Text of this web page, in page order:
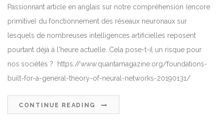
Passionnant article en anglais sur notre compréhension (encore
primitive) du fonctionnement des réseaux neuronaux sur
lesquels de nombreuses intelligences artificielles reposent
pourtant déjà à l'heure actuelle. Cela pose-t-il un risque pour
nos sociétés ? https://www.quantamagazine.org/foundations-
built-for-a-general-theory-of-neural-networks-20190131/
CONTINUE READING